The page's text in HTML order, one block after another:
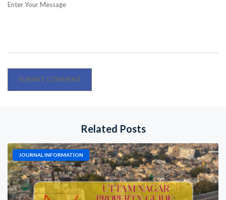
Enter Your Message
Related Posts
JOURNAL INFORMATION